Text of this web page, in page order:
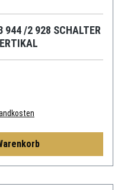
944 /2 928 SCHALTER